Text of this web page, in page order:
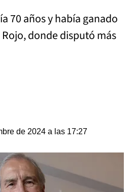
70 años y había ganado
donde disputó más
de 2024 a las 17:27